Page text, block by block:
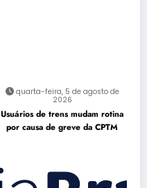
quarta-feira, 5 de agosto de
2026
Usuários de trens mudam rotina
por causa de greve da CPTM